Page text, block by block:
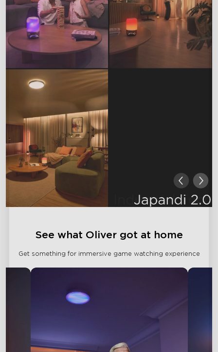
See what Oliver got at home
Get something for immersive game watching experience